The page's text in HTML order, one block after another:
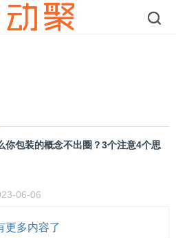
你包装的概念不出圈？3个注意4个思
06-06
更多内容了